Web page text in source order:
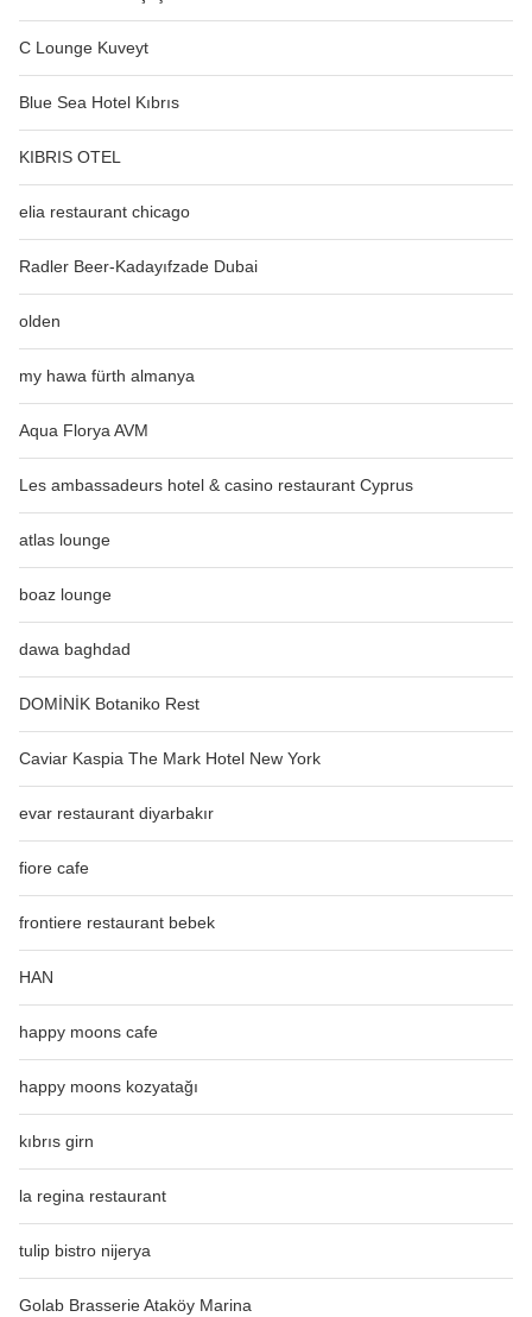
C Lounge Kuveyt
Blue Sea Hotel Kıbrıs
KIBRIS OTEL
elia restaurant chicago
Radler Beer-Kadayıfzade Dubai
olden
my hawa fürth almanya
Aqua Florya AVM
Les ambassadeurs hotel & casino restaurant Cyprus
atlas lounge
boaz lounge
dawa baghdad
DOMİNİK Botaniko Rest
Caviar Kaspia The Mark Hotel New York
evar restaurant diyarbakır
fiore cafe
frontiere restaurant bebek
HAN
happy moons cafe
happy moons kozyatağı
kıbrıs girn
la regina restaurant
tulip bistro nijerya
Golab Brasserie Ataköy Marina